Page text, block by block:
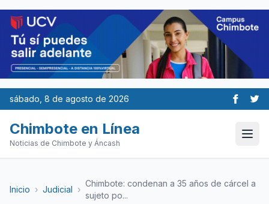
sábado, 8 de agosto de 2026
Chimbote en Línea
Noticias de Chimbote y Áncash
Inicio › Judicial ›
Chimbote: condenan a 35 años de cárcel a
sujeto po...